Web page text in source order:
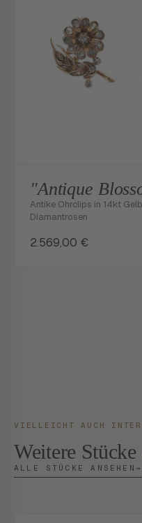
"Antique
Antike Ohrclips in 14kt
Diamantrosen
2.569,00 €
VIELLEICHT AUCH
Weitere Stücke
ALLE STÜCKE ANSEHEN →